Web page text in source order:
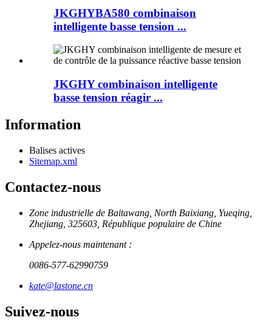
JKGHYBA580 combinaison
intelligente basse tension ...
JKGHY combinaison intelligente
basse tension réagir ...
Information
Balises actives
Sitemap.xml
Contactez-nous
Zone industrielle de Baitawang, North Baixiang, Yueqing,
Zhejiang, 325603, République populaire de Chine
Appelez-nous maintenant :
0086-577-62990759
kate@lastone.cn
Suivez-nous